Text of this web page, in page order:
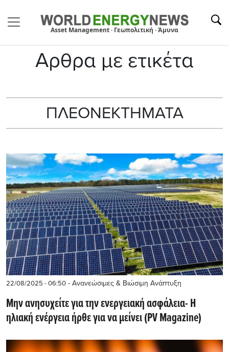
Asset Management · Γεωπολιτική · Άμυνα
Αρθρα με ετικέτα
ΠΛΕΟΝΕΚΤΗΜΑΤΑ
22/08/2025 - 06:50 - Ανανεώσιμες & Βιώσιμη Ανάπτυξη
Μην ανησυχείτε για την ενεργειακή ασφάλεια- Η
ηλιακή ενέργεια ήρθε για να μείνει (PV Magazine)